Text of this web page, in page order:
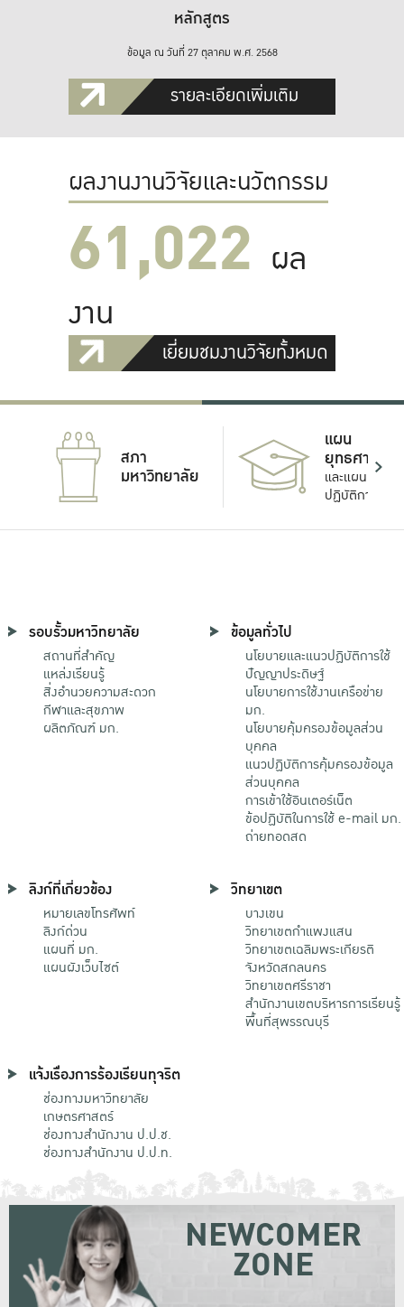
หลักสูตร
ข้อมูล ณ วันที่ 27 ตุลาคม พ.ศ. 2568
รายละเอียดเพิ่มเติม
ผลงานงานวิจัยและนวัตกรรม
61,022 ผล
งาน
เยี่ยมชมงานวิจัยทั้งหมด
สภา
มหาวิทยาลัย
แผน
ยุทธศาสตร์
และแผน
ปฏิบัติการ
รอบรั้วมหาวิทยาลัย
สถานที่สำคัญ
แหล่งเรียนรู้
สิ่งอำนวยความสะดวก
กีฬาและสุขภาพ
ผลิตภัณฑ์ มก.
ข้อมูลทั่วไป
นโยบายและแนวปฏิบัติการใช้
ปัญญาประดิษฐ์
นโยบายการใช้งานเครือข่าย
มก.
นโยบายคุ้มครองข้อมูลส่วน
บุคคล
แนวปฏิบัติการคุ้มครองข้อมูล
ส่วนบุคคล
การเข้าใช้อินเตอร์เน็ต
ข้อปฏิบัติในการใช้ e-mail มก.
ถ่ายทอดสด
ลิงก์ที่เกี่ยวข้อง
หมายเลขโทรศัพท์
ลิงก์ด่วน
แผนที่ มก.
แผนผังเว็บไซต์
วิทยาเขต
บางเขน
วิทยาเขตกําแพงแสน
วิทยาเขตเฉลิมพระเกียรติ
จังหวัดสกลนคร
วิทยาเขตศรีราชา
สำนักงานเขตบริหารการเรียนรู้
พื้นที่สุพรรณบุรี
แจ้งเรื่องการร้องเรียนทุจริต
ช่องทางมหาวิทยาลัย
เกษตรศาสตร์
ช่องทางสำนักงาน ป.ป.ช.
ช่องทางสำนักงาน ป.ป.ท.
NEWCOMER
ZONE